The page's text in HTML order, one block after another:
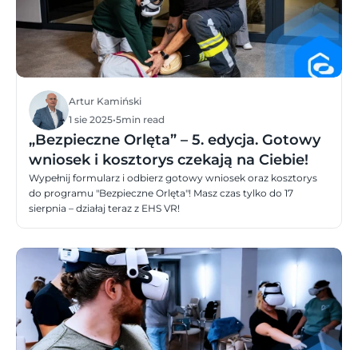
Artur Kamiński
1 sie 2025•5min read
„Bezpieczne Orlęta” – 5. edycja. Gotowy
wniosek i kosztorys czekają na Ciebie!
Wypełnij formularz i odbierz gotowy wniosek oraz kosztorys
do programu "Bezpieczne Orlęta"! Masz czas tylko do 17
sierpnia – działaj teraz z EHS VR!